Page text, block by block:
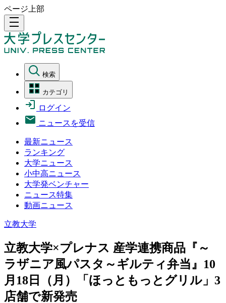
ページ上部
density_medium
検索
カテゴリ
ログイン
ニュースを受信
最新ニュース
ランキング
大学ニュース
小中高ニュース
大学発ベンチャー
ニュース特集
動画ニュース
立教大学
立教大学×プレナス 産学連携商品『～
ラザニア風パスタ～ギルティ弁当』10
月18日（月）「ほっともっとグリル」3
店舗で新発売